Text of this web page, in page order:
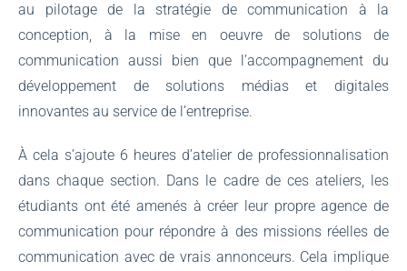
au pilotage de la stratégie de communication à la
conception, à la mise en oeuvre de solutions de
communication aussi bien que l’accompagnement du
développement de solutions médias et digitales
innovantes au service de l’entreprise.
À cela s’ajoute 6 heures d’atelier de professionnalisation
dans chaque section. Dans le cadre de ces ateliers, les
étudiants ont été amenés à créer leur propre agence de
communication pour répondre à des missions réelles de
communication avec de vrais annonceurs. Cela implique